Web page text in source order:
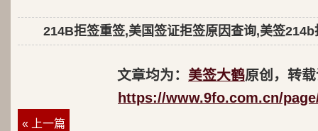
214B拒签重签,美国签证拒签原因查询,美签214b
文章均为： 美签大鹤原创，转
https://www.9fo.com.cn/
« 上一篇